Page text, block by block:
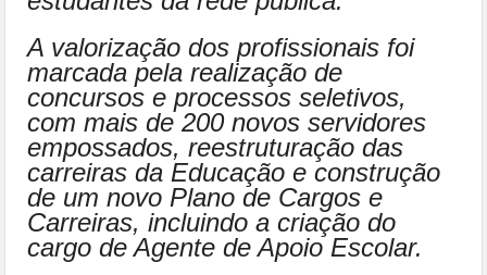
A valorização dos profissionais foi
marcada pela realização de
concursos e processos seletivos,
com mais de 200 novos servidores
empossados, reestruturação das
carreiras da Educação e construção
de um novo Plano de Cargos e
Carreiras, incluindo a criação do
cargo de Agente de Apoio Escolar.